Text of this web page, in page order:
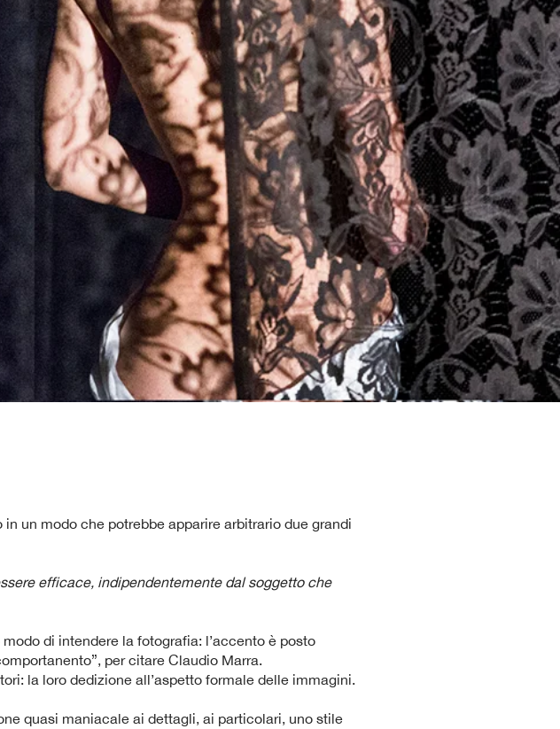
un modo che potrebbe apparire arbitrario due grandi
efficace, indipendentemente dal soggetto che
di intendere la fotografia: l’accento è posto
per citare Claudio Marra.
la loro dedizione all’aspetto formale delle immagini.
quasi maniacale ai dettagli, ai particolari, uno stile